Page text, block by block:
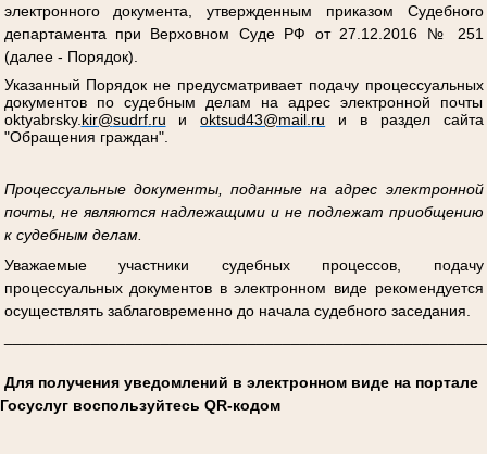
электронного документа, утвержденным приказом Судебного
департамента при Верховном Суде РФ от 27.12.2016 № 251
(далее - Порядок).
Указанный Порядок не предусматривает подачу процессуальных
документов по судебным делам на адрес электронной почты
oktyabrsky. kir@sudrf. ru иoktsud43@mail ru
и в раздел сайта
"Обращения граждан".
Процессуальные документы, поданные на адрес электронной
почты, не являются надлежащими и не подлежат приобщению
к судебным делам.
Уважаемые участники судебных процессов, подачу
процессуальных документов в электронном виде рекомендуется
осуществлять заблаговременно до начала судебного заседания.
Для получения уведомлений в электронном виде на портале
Госуслуг воспользуйтесь QR-кодом